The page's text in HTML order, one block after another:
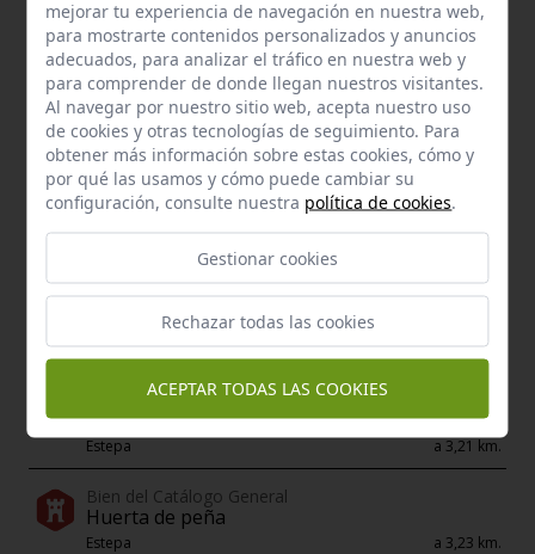
Toro osborne xviii
a 3,19 km.
Bien del Catálogo General
El puntal
Estepa a 3,21 km.
Bien del Catálogo General
Huerta de peña
Estepa a 3,23 km.
mejorar tu experiencia de navegación en nuestra web,
para mostrarte contenidos personalizados y anuncios
adecuados, para analizar el tráfico en nuestra web y
para comprender de donde llegan nuestros visitantes.
Al navegar por nuestro sitio web, acepta nuestro uso
de cookies y otras tecnologías de seguimiento. Para
obtener más información sobre estas cookies, cómo y
por qué las usamos y cómo puede cambiar su
configuración, consulte nuestra política de cookies.
Gestionar cookies
Rechazar todas las cookies
ACEPTAR TODAS LAS COOKIES